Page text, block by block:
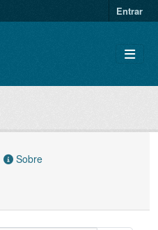
Entrar
Sobre